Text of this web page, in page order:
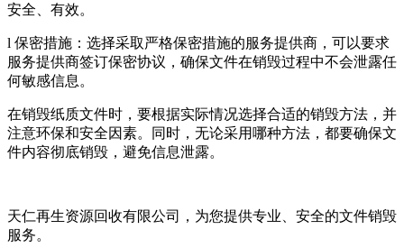
安全、有效。
l 保密措施：选择采取严格保密措施的服务提供商，可以要求
服务提供商签订保密协议，确保文件在销毁过程中不会泄露任
何敏感信息。
在销毁纸质文件时，要根据实际情况选择合适的销毁方法，并
注意环保和安全因素。同时，无论采用哪种方法，都要确保文
件内容彻底销毁，避免信息泄露。
天仁再生资源回收有限公司，为您提供专业、安全的文件销毁
服务。